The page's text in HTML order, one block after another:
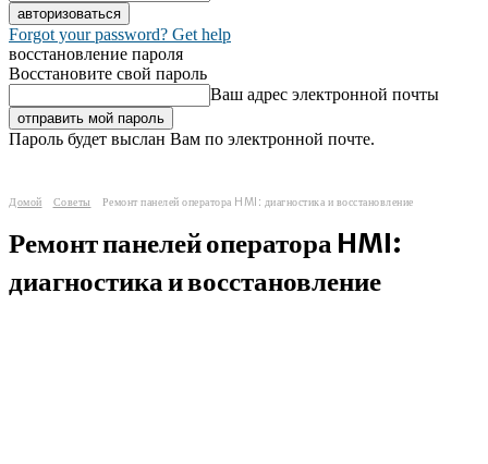
Forgot your password? Get help
восстановление пароля
Восстановите свой пароль
Ваш адрес электронной почты
Пароль будет выслан Вам по электронной почте.
Домой Советы Ремонт панелей оператора HMI: диагностика и восстановление
Ремонт панелей оператора HMI:
диагностика и восстановление